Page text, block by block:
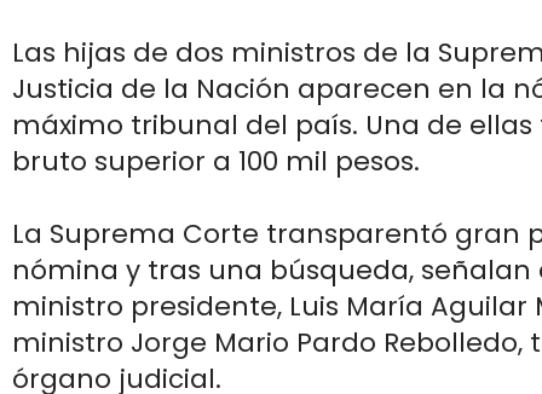
Las hijas de dos ministros de la
Justicia de la Nación aparecen en la
máximo tribunal del país. Una de
bruto superior a 100 mil pesos.
La Suprema Corte transparentó gran
nómina y tras una búsqueda, señalan
ministro presidente, Luis María Aguilar
ministro Jorge Mario Pardo Rebolledo,
órgano judicial.